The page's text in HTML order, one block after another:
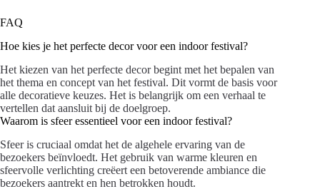
FAQ
Hoe kies je het perfecte decor voor een indoor festival?
Het kiezen van het perfecte decor begint met het bepalen van
het thema en concept van het festival. Dit vormt de basis voor
alle decoratieve keuzes. Het is belangrijk om een verhaal te
vertellen dat aansluit bij de doelgroep.
Waarom is sfeer essentieel voor een indoor festival?
Sfeer is cruciaal omdat het de algehele ervaring van de
bezoekers beïnvloedt. Het gebruik van warme kleuren en
sfeervolle verlichting creëert een betoverende ambiance die
bezoekers aantrekt en hen betrokken houdt.